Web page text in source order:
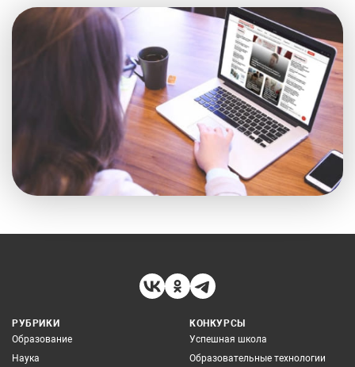
РУБРИКИ
Образование
Наука
КОНКУРСЫ
Успешная школа
Образовательные технологии